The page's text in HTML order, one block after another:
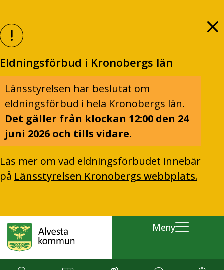
Eldningsförbud i Kronobergs län
Länsstyrelsen har beslutat om
eldningsförbud i hela Kronobergs län.
Det gäller från klockan 12:00 den 24
juni 2026 och tills vidare.
Läs mer om vad eldningsförbudet innebär
på Länsstyrelsen Kronobergs webbplats.
Meny